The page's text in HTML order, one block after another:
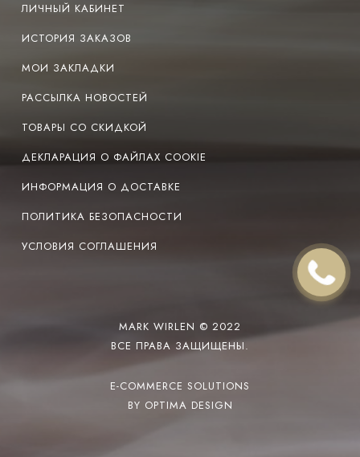
ЛИЧНЫЙ КАБИНЕТ
ИСТОРИЯ ЗАКАЗОВ
МОИ ЗАКЛАДКИ
РАССЫЛКА НОВОСТЕЙ
ТОВАРЫ СО СКИДКОЙ
ДЕКЛАРАЦИЯ О ФАЙЛАХ COOKIE
ИНФОРМАЦИЯ О ДОСТАВКЕ
ПОЛИТИКА БЕЗОПАСНОСТИ
УСЛОВИЯ СОГЛАШЕНИЯ
MARK WIRLEN © 2022
ВСЕ ПРАВА ЗАЩИЩЕНЫ.
E-COMMERCE SOLUTIONS
BY OPTIMA DESIGN